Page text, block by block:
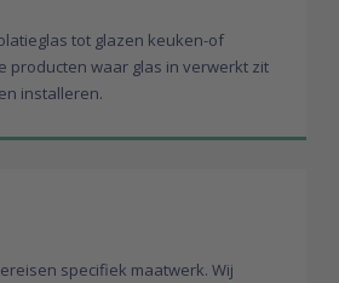
tot glazen keuken-of
producten waar glas in verwerkt zit
installeren.
specifiek maatwerk. Wij